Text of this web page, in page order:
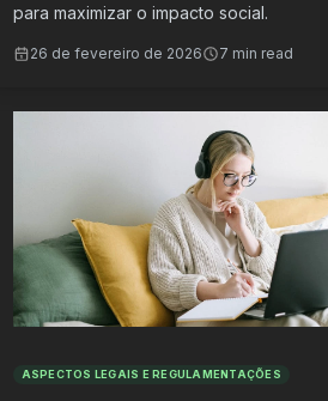
para maximizar o impacto social.
26 de fevereiro de 2026 7 min read
ASPECTOS LEGAIS E REGULAMENTAÇÕES